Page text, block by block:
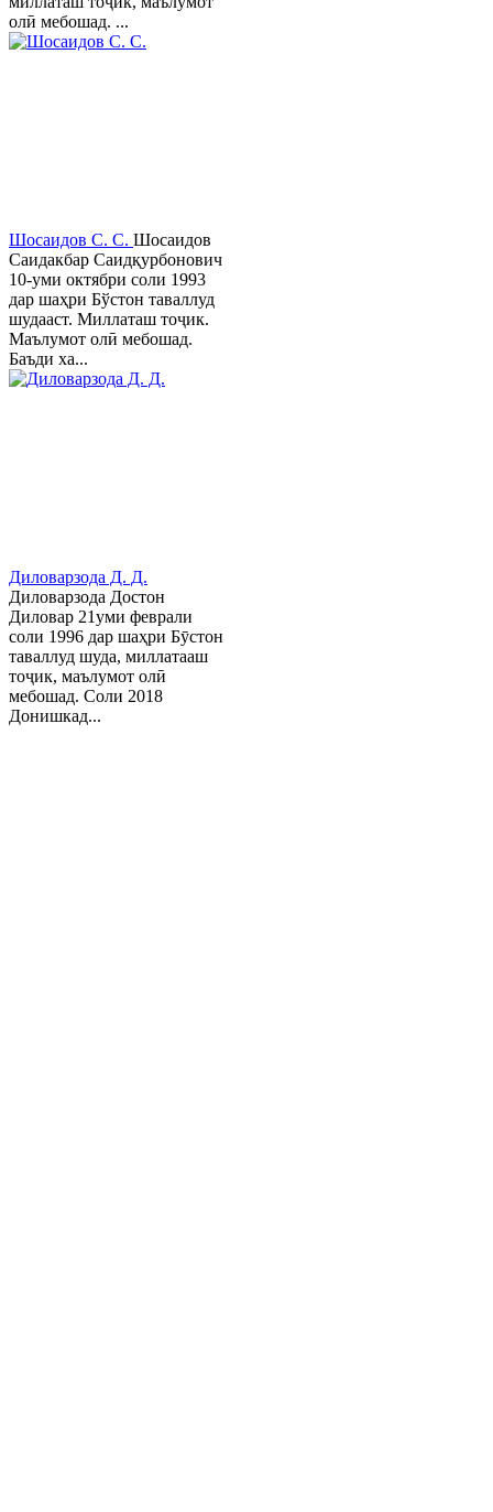
олӣ мебошад. ...
Шосаидов С. С. Шосаидов
Саидакбар Саидқурбонович
10-уми октябри соли 1993
дар шаҳри Бўстон таваллуд
шудааст. Миллаташ тоҷик.
Маълумот олӣ мебошад.
Баъди ха...
Диловарзода Д. Д.
Диловарзода Достон
Диловар 21уми феврали
соли 1996 дар шаҳри Бӯстон
таваллуд шуда, миллатааш
тоҷик, маълумот олӣ
мебошад. Соли 2018
Донишкад...